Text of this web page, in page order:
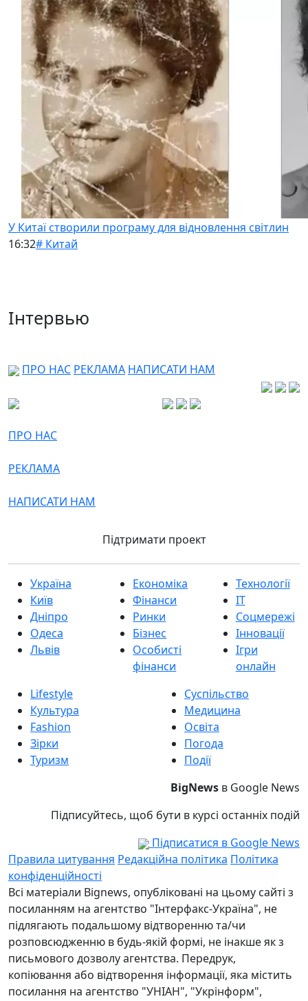
У Китаї створили програму для відновлення світлин
16:32# Китай
Інтервью
ПРО НАС РЕКЛАМА НАПИСАТИ НАМ
ПРО НАС
РЕКЛАМА
НАПИСАТИ НАМ
Підтримати проект
Україна
Київ
Дніпро
Одеса
Львів
Економіка
Фінанси
Ринки
Бізнес
Особисті
фінанси
Технології
IT
Соцмережі
Інновації
Ігри
онлайн
Lifestyle
Культура
Fashion
Зірки
Туризм
Суспільство
Медицина
Освіта
Погода
Події
BigNews в Google News
Підписуйтесь, щоб бути в курсі останніх подій
Підписатися в Google News
Правила цитування Редакційна політика Політика
конфіденційності
Всі матеріали Bignews, опубліковані на цьому сайті з
посиланням на агентство "Інтерфакс-Україна", не
підлягають подальшому відтворенню та/чи
розповсюдженню в будь-якій формі, не інакше як з
письмового дозволу агентства. Передрук,
копіювання або відтворення інформації, яка містить
посилання на агентство "УНІАН", "Укрінформ",